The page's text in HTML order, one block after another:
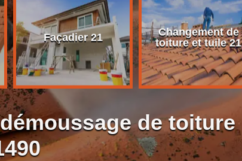
Façadier 21
Changement de
toiture et tuile 21
de toiture